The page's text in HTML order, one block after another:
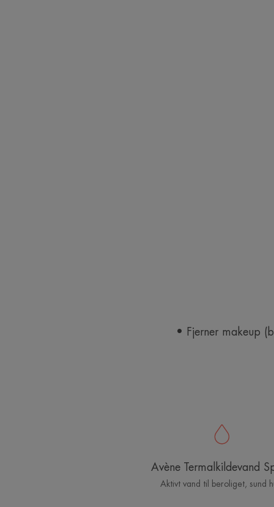
• Fjerner makeup
Avène Termalkildevand
Aktivt vand til beroliget, sund